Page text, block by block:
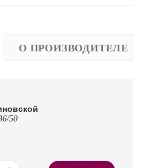
О ПРОИЗВОДИТЕЛЕ
50